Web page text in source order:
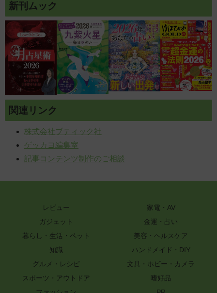
新刊ムック
関連リンク
株式会社ブティック社
ゲッカヨ編集室
記事コンテンツ制作のご相談
レビュー
家電・AV
ガジェット
金運・占い
暮らし・生活・ペット
美容・ヘルスケア
知識
ハンドメイド・DIY
グルメ・レシピ
文具・ホビー・カメラ
スポーツ・アウトドア
嗜好品